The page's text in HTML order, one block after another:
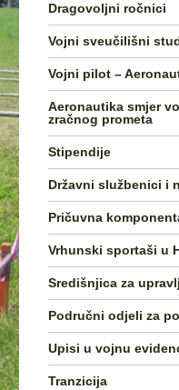
Dragovoljni ročnici
Vojni sveučilišni
Vojni pilot –
Aeronautika smjer
zračnog prometa
Stipendije
Državni službenici i
Pričuvna
Vrhunski sportaši u
Središnjica za
Područni odjeli za
Upisi u vojnu
Tranzicija